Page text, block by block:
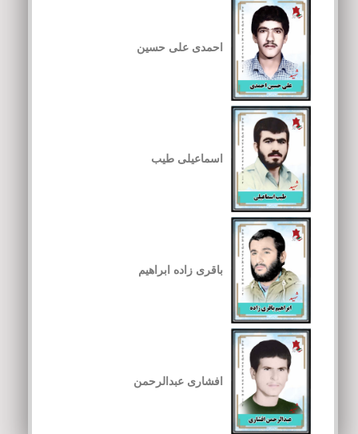
احمدی علی حسین
اسماعیلی طیب
باقری زاده ابراهیم
افشاری عبدالرحمن